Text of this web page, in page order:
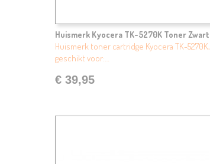
Huismerk Kyocera TK-5270K Toner Zwart
Huismerk toner cartridge Kyocera TK-5270K,
geschikt voor:…
€ 39,95